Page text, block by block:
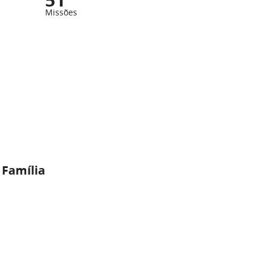
Missões